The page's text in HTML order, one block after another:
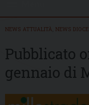
NEWS ATTUALITÀ NEWS
Pubblicato
gennaio di